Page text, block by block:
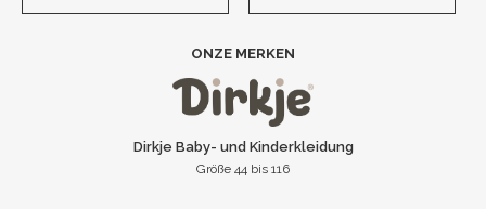
ONZE MERKEN
Dirkje Baby- und Kinderkleidung
Größe 44 bis 116